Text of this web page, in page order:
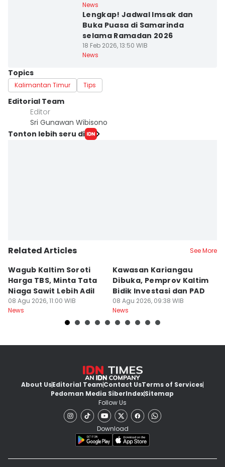
News
Lengkap! Jadwal Imsak dan
Buka Puasa di Samarinda
selama Ramadan 2026
18 Feb 2026, 13:50 WIB
News
Topics
Kalimantan Timur Tips
Editorial Team
Editor
Sri Gunawan Wibisono
Tonton lebih seru di
Related Articles See More
Wagub Kaltim Soroti
Harga TBS, Minta Tata
Niaga Sawit Lebih Adil
08 Agu 2026, 11:00 WIB
News
Kawasan Kariangau
Dibuka, Pemprov Kaltim
Bidik Investasi dan PAD
08 Agu 2026, 09:38 WIB
News
About UsEditorial TeamContact UsTerms of Services
Pedoman Media SiberIndexSitemap
Follow Us
Download